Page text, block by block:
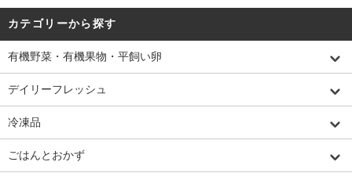
カテゴリーから探す
有機野菜・有機果物・平飼い卵
デイリーフレッシュ
冷凍品
ごはんとおかず